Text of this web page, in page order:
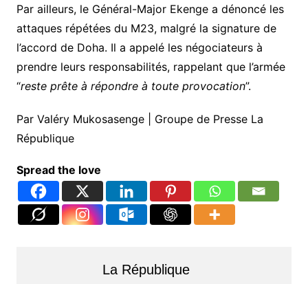
Par ailleurs, le Général-Major Ekenge a dénoncé les
attaques répétées du M23, malgré la signature de
l’accord de Doha. Il a appelé les négociateurs à
prendre leurs responsabilités, rappelant que l’armée
“reste prête à répondre à toute provocation”.
Par Valéry Mukosasenge | Groupe de Presse La
République
Spread the love
La République